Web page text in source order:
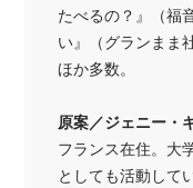
たべるの？』（福
い』（グランまま
ほか多数。
原案／ジェニー・
フランス在住。大
としても活動して